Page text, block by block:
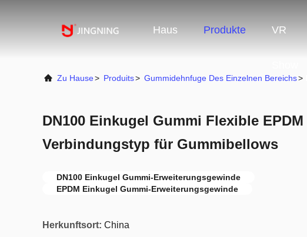
Haus Produkte VR
Zu Hause> Produits> Gummidehnfuge Des Einzelnen Bereichs>
DN100 Einkugel Gummi Flexible EPDM
Verbindungstyp für Gummibellows
DN100 Einkugel Gummi-Erweiterungsgewinde
EPDM Einkugel Gummi-Erweiterungsgewinde
Herkunftsort: China